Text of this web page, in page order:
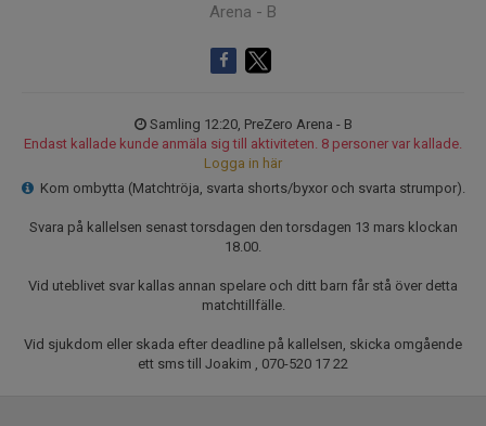
Arena - B
Samling 12:20, PreZero Arena - B
Endast kallade kunde anmäla sig till aktiviteten. 8 personer var kallade.
Logga in här
Kom ombytta (Matchtröja, svarta shorts/byxor och svarta strumpor).
Svara på kallelsen senast torsdagen den torsdagen 13 mars klockan
18.00.
Vid uteblivet svar kallas annan spelare och ditt barn får stå över detta
matchtillfälle.
Vid sjukdom eller skada efter deadline på kallelsen, skicka omgående
ett sms till Joakim , 070-520 17 22